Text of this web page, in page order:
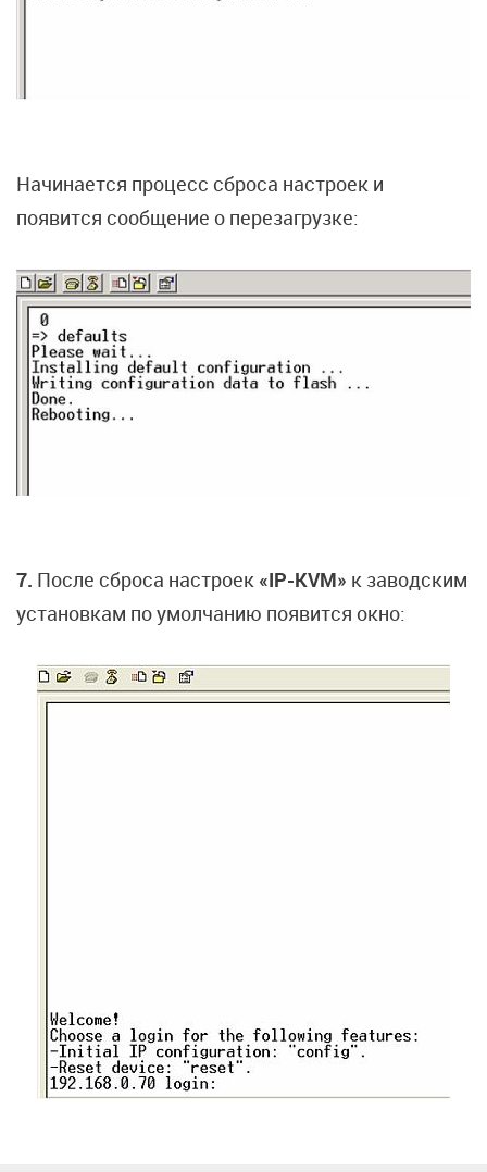
Начинается процесс сброса настроек и
появится сообщение о перезагрузке:
7. После сброса настроек «IP-KVM» к заводским
установкам по умолчанию появится окно: